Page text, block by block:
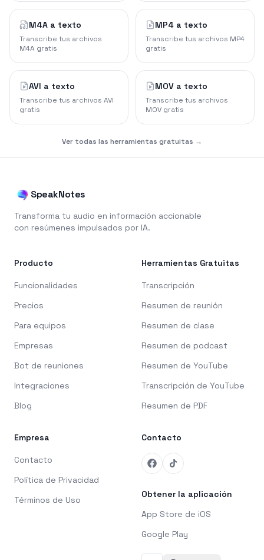
M4A a texto
Transcribe tus archivos
M4A gratis
MP4 a texto
Transcribe tus archivos MP4
gratis
AVI a texto
Transcribe tus archivos AVI
gratis
MOV a texto
Transcribe tus archivos
MOV gratis
Ver todas las herramientas gratuitas →
SpeakNotes
Transforma tu audio en información accionable
con resúmenes impulsados por IA.
Producto
Funcionalidades
Precios
Para equipos
Empresas
Bot de reuniones
Integraciones
Blog
Herramientas Gratuitas
Transcripción
Resumen de reunión
Resumen de clase
Resumen de podcast
Resumen de YouTube
Transcripción de YouTube
Resumen de PDF
Empresa
Contacto
Política de Privacidad
Términos de Uso
Contacto
Obtener la aplicación
App Store de iOS
Google Play